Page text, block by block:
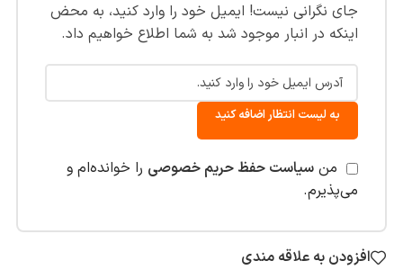
جای نگرانی نیست! ایمیل خود را وارد کنید، به محض
اینکه در انبار موجود شد به شما اطلاع خواهیم داد.
به لیست انتظار اضافه کنید
من سیاست حفظ حریم خصوصی را خوانده‌ام و
می‌پذیرم.
افزودن به علاقه مندی